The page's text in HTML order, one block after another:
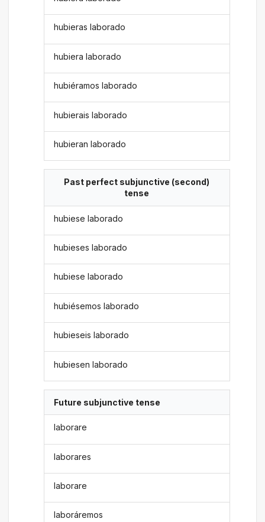
hubieras laborado
hubiera laborado
hubiéramos laborado
hubierais laborado
hubieran laborado
Past perfect subjunctive (second)
tense
hubiese laborado
hubieses laborado
hubiese laborado
hubiésemos laborado
hubieseis laborado
hubiesen laborado
Future subjunctive tense
laborare
laborares
laborare
laboráremos